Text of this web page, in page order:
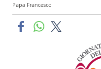
Papa Francesco